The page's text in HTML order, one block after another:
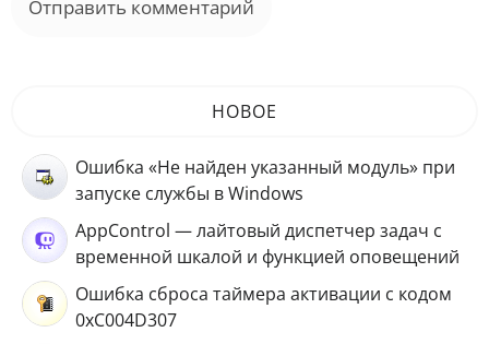
НОВОЕ
Ошибка «Не найден указанный модуль» при
запуске службы в Windows
AppControl — лайтовый диспетчер задач с
временной шкалой и функцией оповещений
Ошибка сброса таймера активации с кодом
0xC004D307